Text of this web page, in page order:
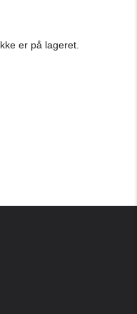
er på lageret.